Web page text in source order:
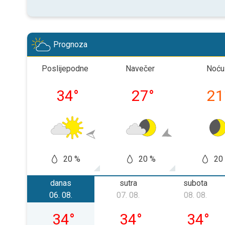
Prognoza
Poslijepodne
34°
20 %
Navečer
27°
20 %
Noću
21
20
danas
četvrtak, 06. 08.
06. 08.
34°
sutra
petak, 07. 08.
07. 08.
34°
subota
subota,
08. 08.
34°